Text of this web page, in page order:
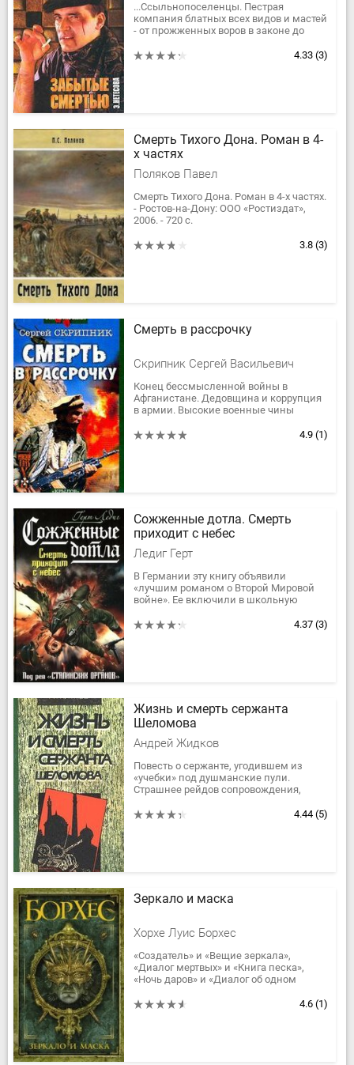
...Ссыльнопоселенцы. Пестрая
компания блатных всех видов и мастей
- от прожженных воров в законе до
получивших первую ходку . ......
4.33 (3)
Смерть Тихого Дона. Роман в 4-
х частях
Поляков Павел
Смерть Тихого Дона. Роман в 4-х частях.
- Ростов-на-Дону: ООО «Ростиздат»,
2006. - 720 с.
«Казачье зарубежье» - роман-эпопея в
3.8 (3)
Смерть в рассрочку
Скрипник Сергей Васильевич
Конец бессмысленной войны в
Афганистане. Дедовщина и коррупция
в армии. Высокие военные чины
грызня между КГБ и ГРУ.
4.9 (1)
Сожженные дотла. Смерть
приходит с небес
Ледиг Герт
В Германии эту книгу объявили
«лучшим романом о Второй Мировой
войне». Ее включили в школьную
Ее сравнивают с таким антивоенным...
4.37 (3)
Жизнь и смерть сержанта
Шеломова
Андрей Жидков
Повесть о сержанте, угодившем из
«учебки» под душманские пули.
Страшнее рейдов сопровождения,
укоренившиеся в армии.
4.44 (5)
Зеркало и маска
Хорхе Луис Борхес
«Создатель» и «Вещие зеркала»,
«Диалог мертвых» и «Книга песка»,
«Ночь даров» и «Диалог об одном
произведения входят в число знаковых
4.6 (1)